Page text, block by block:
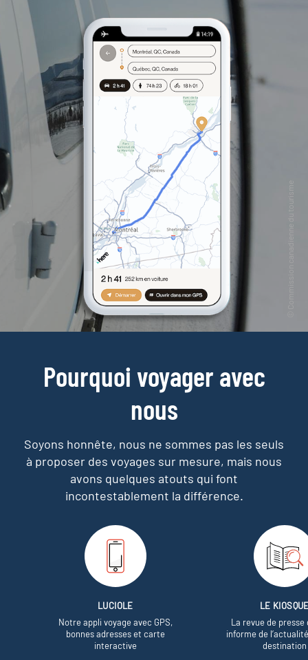
Pourquoi voyager avec
nous
Soyons honnête, nous ne sommes pas les seuls
à proposer des voyages sur mesure, mais nous
avons quelques atouts qui font
incontestablement la différence.
LUCIOLE
Notre appli voyage avec GPS,
bonnes adresses et carte
interactive
LE
La revue de presse
informe de
destination